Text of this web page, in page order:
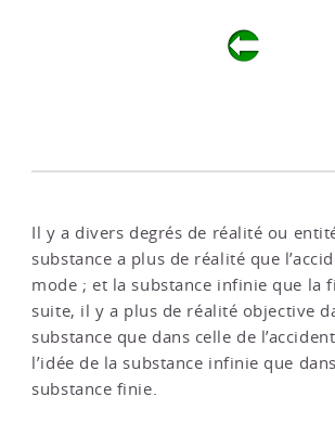
Il y a divers degrés de réalité ou
substance a plus de réalité que
mode ; et la substance infinie que la
suite, il y a plus de réalité objective
substance que dans celle de
l’idée de la substance infinie que
substance finie.